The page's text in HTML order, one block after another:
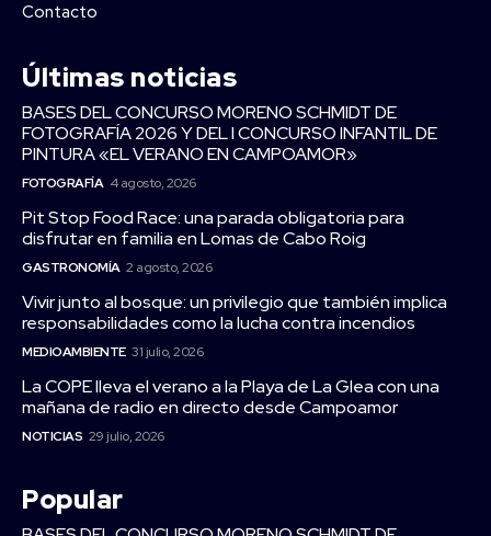
Contacto
Últimas noticias
BASES DEL CONCURSO MORENO SCHMIDT DE
FOTOGRAFÍA 2026 Y DEL I CONCURSO INFANTIL DE
PINTURA «EL VERANO EN CAMPOAMOR»
FOTOGRAFÍA 4 agosto, 2026
Pit Stop Food Race: una parada obligatoria para
disfrutar en familia en Lomas de Cabo Roig
GASTRONOMÍA 2 agosto, 2026
Vivir junto al bosque: un privilegio que también implica
responsabilidades como la lucha contra incendios
MEDIOAMBIENTE 31 julio, 2026
La COPE lleva el verano a la Playa de La Glea con una
mañana de radio en directo desde Campoamor
NOTICIAS 29 julio, 2026
Popular